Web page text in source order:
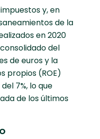
y, en
de la
en 2020
del
de euros y la
propios (ROE)
7%, lo que
de los últimos